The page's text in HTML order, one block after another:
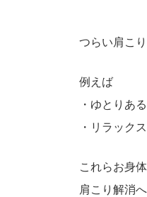
つらい肩こ
例えば
・ゆとりあ
・リラック
これらお身
肩こり解消